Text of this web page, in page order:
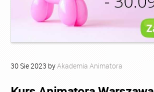
30 Sie2023 byAkademia Animatora